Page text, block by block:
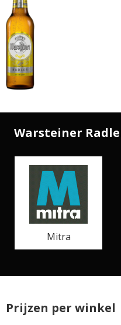
Warsteiner
Mitra
Prijzen per winkel